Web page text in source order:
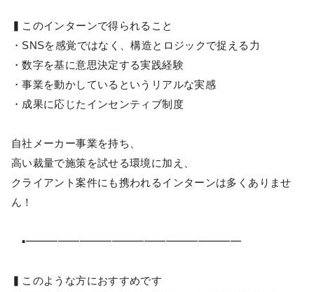
▍このインターンで得られること
・SNSを感覚ではなく、構造とロジックで捉える力
・数字を基に意思決定する実践経験
・事業を動かしているというリアルな実感
・成果に応じたインセンティブ制度
自社メーカー事業を持ち、
高い裁量で施策を試せる環境に加え、
クライアント案件にも携われるインターンは多くありませ
ん！
▪━━━━━━━━━━━━━━━━━━━━
▍このような方におすすめです